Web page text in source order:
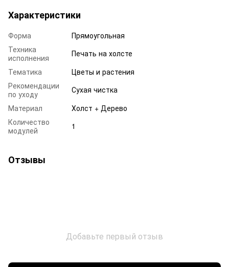
Характеристики
Форма
Прямоугольная
Техника
исполнения
Печать на холсте
Тематика
Цветы и растения
Рекомендации
по уходу
Сухая чистка
Материал
Холст + Дерево
Количество
модулей
1
Отзывы
Добавьте первый отзыв